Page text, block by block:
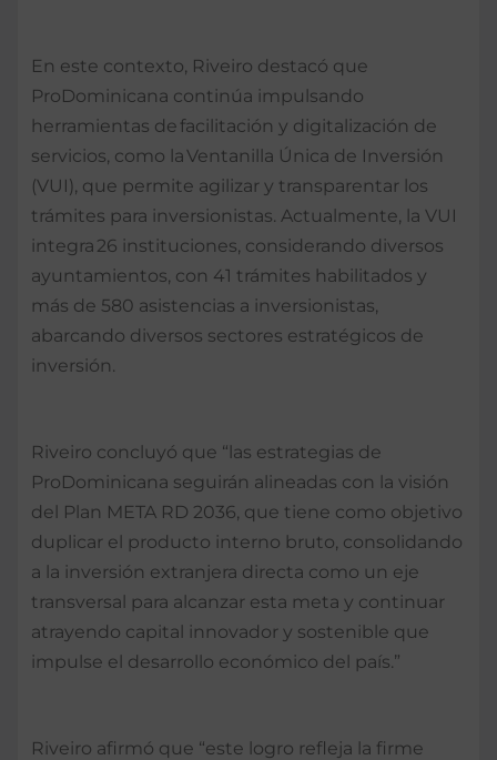
En este contexto, Riveiro destacó que
ProDominicana continúa impulsando
herramientas de facilitación y digitalización de
servicios, como la Ventanilla Única de Inversión
(VUI), que permite agilizar y transparentar los
trámites para inversionistas. Actualmente, la VUI
integra 26 instituciones, considerando diversos
ayuntamientos, con 41 trámites habilitados y
más de 580 asistencias a inversionistas,
abarcando diversos sectores estratégicos de
inversión.
Riveiro concluyó que “las estrategias de
ProDominicana seguirán alineadas con la visión
del Plan META RD 2036, que tiene como objetivo
duplicar el producto interno bruto, consolidando
a la inversión extranjera directa como un eje
transversal para alcanzar esta meta y continuar
atrayendo capital innovador y sostenible que
impulse el desarrollo económico del país.”
Riveiro afirmó que “este logro refleja la firme